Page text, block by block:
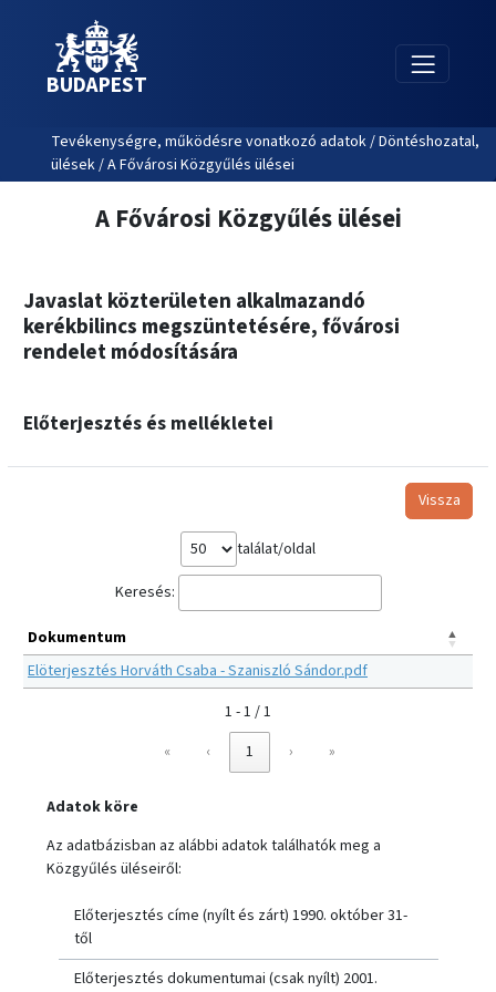
BUDAPEST
Tevékenységre, működésre vonatkozó adatok / Döntéshozatal,
ülések / A Fővárosi Közgyűlés ülései
A Fővárosi Közgyűlés ülései
Javaslat közterületen alkalmazandó
kerékbilincs megszüntetésére, fővárosi
rendelet módosítására
Előterjesztés és mellékletei
Vissza
találat/oldal
Keresés:
Dokumentum
Elöterjesztés Horváth Csaba - Szaniszló Sándor.pdf
1 - 1 / 1
«
‹ 1 › »
Adatok köre
Az adatbázisban az alábbi adatok találhatók meg a
Közgyűlés üléseiről:
Előterjesztés címe (nyílt és zárt) 1990. október 31-
től
Előterjesztés dokumentumai (csak nyílt) 2001.